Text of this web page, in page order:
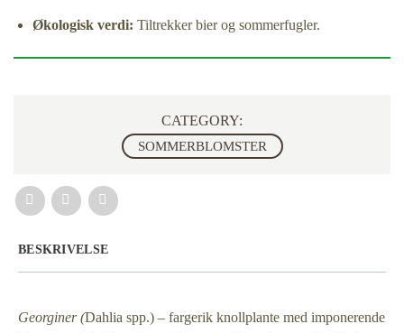
Økologisk verdi: Tiltrekker bier og sommerfugler.
CATEGORY:
SOMMERBLOMSTER
BESKRIVELSE
Georginer (Dahlia spp.) – fargerik knollplante med imponerende